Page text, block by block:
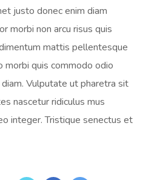
justo donec enim diam
morbi non arcu risus quis
mattis pellentesque
morbi quis commodo odio
Vulputate ut pharetra sit
nascetur ridiculus mus
integer. Tristique senectus et